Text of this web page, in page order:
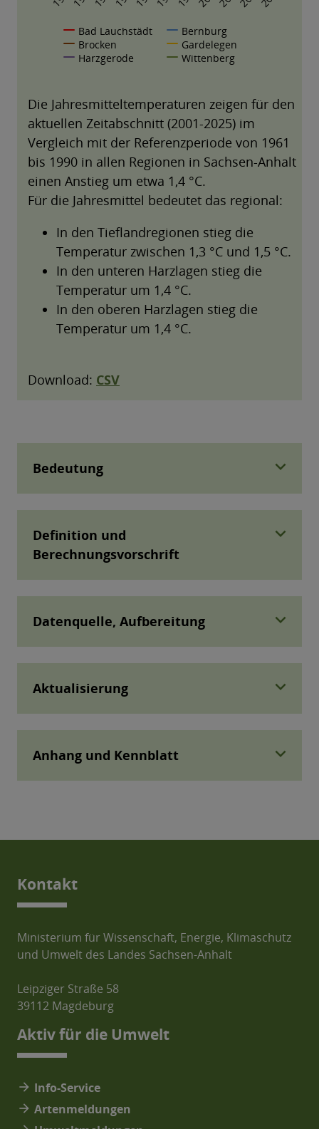
Bedeutung expand_more
Definition und
Berechnungsvorschrift
expand_more
Datenquelle, Aufbereitung expand_more
Aktualisierung expand_more
Anhang und Kennblatt expand_more
Kontakt
Ministerium für Wissenschaft, Energie, Klimaschutz
und Umwelt des Landes Sachsen-Anhalt
Leipziger Straße 58
39112 Magdeburg
Aktiv für die Umwelt
arrow_forward Info-Service
arrow_forward Artenmeldungen